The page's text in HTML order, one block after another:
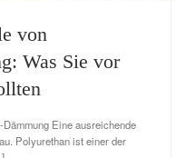
von
Was Sie vor
Eine ausreichende
Polyurethan ist einer der